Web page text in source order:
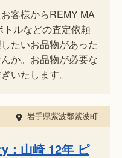
客様からREMY MA
ルなどの査定依頼
たいお品物があった
か。お品物が必要な
いたします。
岩手県紫波郡紫波町
：山崎 12年 ピ